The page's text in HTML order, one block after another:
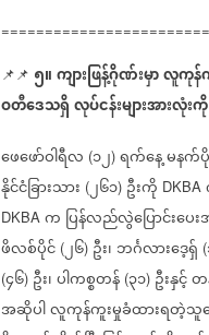
========================
📌📌 ၅။ကျားဖြန့်ဂိုဏ်းမှာလူကုန်
ဝတီဒေသရှိလုပ်ငန်းများအားလုံးကို
ဖေဖော်ဝါရီလ (၁၂) ရက်နေ့မနက်
နိုင်ငံခြားသား (၂၆၁) ဦးကို DKBA
DKBA က ပြန်လည်လွဲပြောင်းပ
ဖိလစ်ပိုင် (၂၆) ဦး၊ ဘင်္ဂလားဒေ့ရှ် (
(၄၆) ဦး၊ပါကစ္စတန် (၃၁) ဦးနှင့်တ
အဆိုပါလူကုန်ကူးမှုခံထားရတဲ့